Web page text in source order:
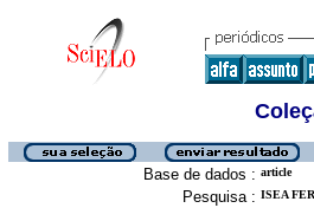
Base de dados : article
Pesquisa : ISEA